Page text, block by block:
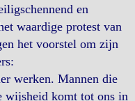
en
waardige protest van
het voorstel om zijn
werken. Mannen die
wijsheid komt tot ons in